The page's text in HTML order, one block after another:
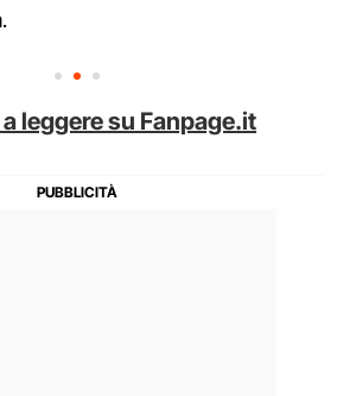
leggere su Fanpage.it